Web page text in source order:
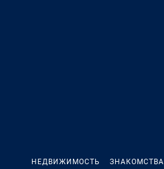
НЕДВИЖИМОСТЬ ЗНАКОМСТВА